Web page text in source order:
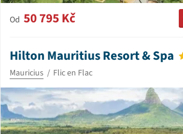
Od 50 795 Kč
Hilton Mauritius Resort & Spa
Mauricius Flic en Flac